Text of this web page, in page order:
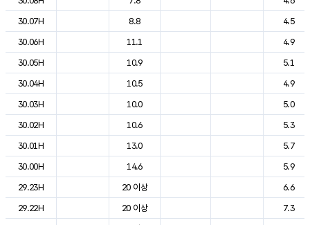
30.07H
8.8
4.5
30.06H
11.1
4.9
30.05H
10.9
5.1
30.04H
10.5
4.9
30.03H
10.0
5.0
30.02H
10.6
5.3
30.01H
13.0
5.7
30.00H
14.6
5.9
29.23H
20 이상
6.6
29.22H
20 이상
7.3